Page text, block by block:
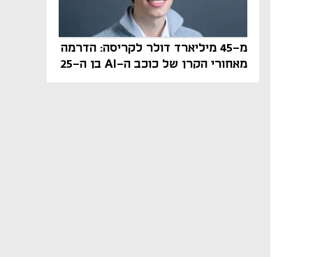
מ-45 מיליארד דולר לקריסה: הדרמה
מאחורי הקרן של כוכב ה-AI בן ה-25